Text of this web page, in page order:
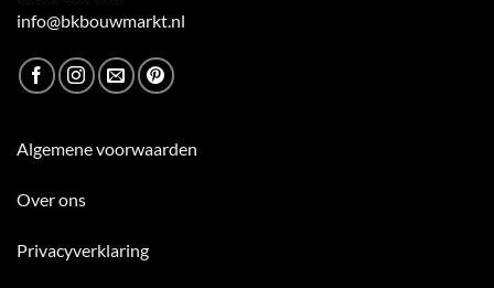
info@bkbouwmarkt.nl
Algemene voorwaarden
Over ons
Privacyverklaring